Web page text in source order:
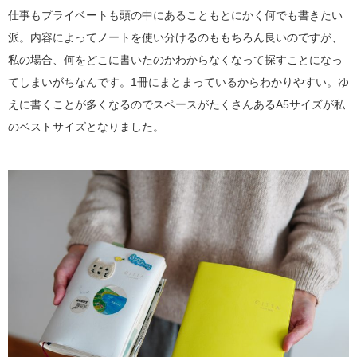
仕事もプライベートも頭の中にあることもとにかく何でも書きたい
派。内容によってノートを使い分けるのももちろん良いのですが、
私の場合、何をどこに書いたのかわからなくなって探すことになっ
てしまいがちなんです。1冊にまとまっているからわかりやすい。ゆ
えに書くことが多くなるのでスペースがたくさんあるA5サイズが私
のベストサイズとなりました。